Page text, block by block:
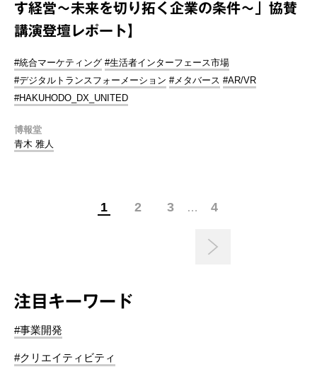
す経営～未来を切り拓く企業の条件～」協賛
講演登壇レポート】
#統合マーケティング #生活者インターフェース市場
#デジタルトランスフォーメーション #メタバース #AR/VR
#HAKUHODO_DX_UNITED
博報堂
青木 雅人
1 2 3 … 4
注目キーワード
#事業開発
#クリエイティビティ